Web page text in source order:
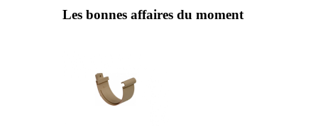
Les bonnes affaires du moment